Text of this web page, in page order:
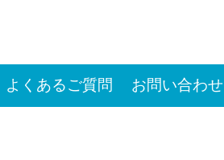
よくあるご質問 お問い合わせ